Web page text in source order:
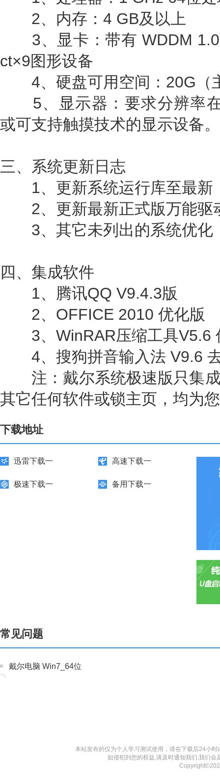
2、内存：4 GB及以上
3、显卡：带有 WDDM 1.0
ct×9图形设备
4、硬盘可用空间：20G（
5、显示器：要求分辨率在
或可支持触摸技术的显示设备。
三、系统更新日志
1、更新系统运行库至最新
2、更新最新正式版万能驱
3、其它未列出的系统优化
四、集成软件
1、腾讯QQ V9.4.3版
2、OFFICE 2010 优化版
3、WinRAR压缩工具V5.6
4、搜狗拼音输入法 V9.6
注：戴尔系统极速版只集成
其它任何软件或锁主页，均为
下载地址
迅雷下载一 高速下载一
极速下载一 备用下载一
常见问题
戴尔电脑 Win7_64位
本站发布的仅为个人学习测试使用，请在下载后24小
如侵犯到您的权益,请及时通知我们,我们